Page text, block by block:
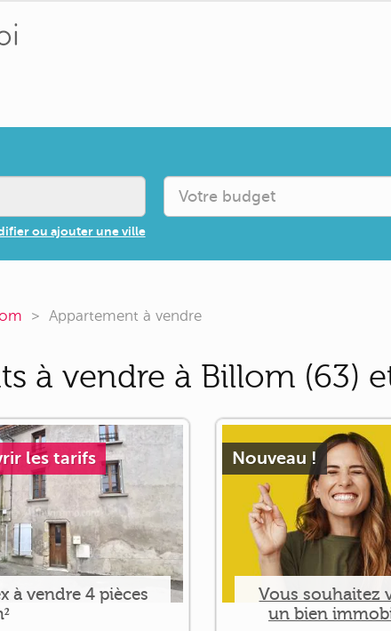
ou ajouter une ville
Appartement à vendre
à vendre à Billom (63)
les tarifs
à vendre 4 pièces
Nouveau !
Vous souhaitez
un bien